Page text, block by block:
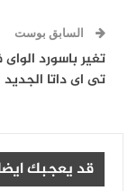
السابق بوست
تغير باسورد الواى
تى اى داتا الجديد
قد يعجبك